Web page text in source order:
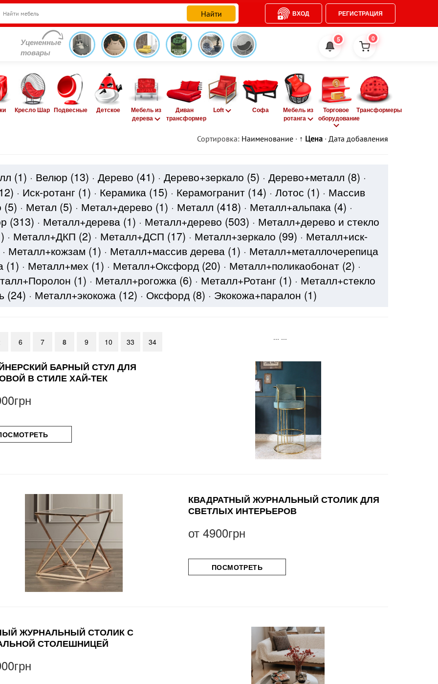
ВХОД РЕГИСТРАЦИЯ
Уцененные
товары
5 0
Кресло Шар Подвесные Детское
Мебель из
дерева
Диван
трансформер
Loft Софа
Мебель из
ротанга
Торговое
оборудование
Трансформеры
Сортировка: Наименование · ↑ Цена · Дата добавления
(1) · Велюр (13) · Дерево (41) · Дерево+зеркало (5) · Дерево+металл (8) ·
· Иск-ротанг (1) · Керамика (15) · Керамогранит (14) · Лотос (1) · Массив
(5) · Метал (5) · Метал+дерево (1) · Металл (418) · Металл+альпака (4) ·
(313) · Металл+дерева (1) · Металл+дерево (503) · Металл+дерево и стекло
· Металл+ДКП (2) · Металл+ДСП (17) · Металл+зеркало (99) · Металл+иск-
· Металл+кожзам (1) · Металл+массив дерева (1) · Металл+металлочерепица
(1) · Металл+мех (1) · Металл+Оксфорд (20) · Металл+поликаобонат (2) ·
(1) · Металл+рогожка (6) · Металл+Ротанг (1) · Металл+стекло
(24) · Металл+экокожа (12) · Оксфорд (8) · Экокожа+паралон (1)
...
6 7 8 9 10 ...
33 34
БАРНЫЙ СТУЛ ДЛЯ
В СТИЛЕ ХАЙ-ТЕК
КВАДРАТНЫЙ ЖУРНАЛЬНЫЙ СТОЛИК ДЛЯ
СВЕТЛЫХ ИНТЕРЬЕРОВ
от 4900грн
ПОСМОТРЕТЬ
ЖУРНАЛЬНЫЙ СТОЛИК С
СТОЛЕШНИЦЕЙ